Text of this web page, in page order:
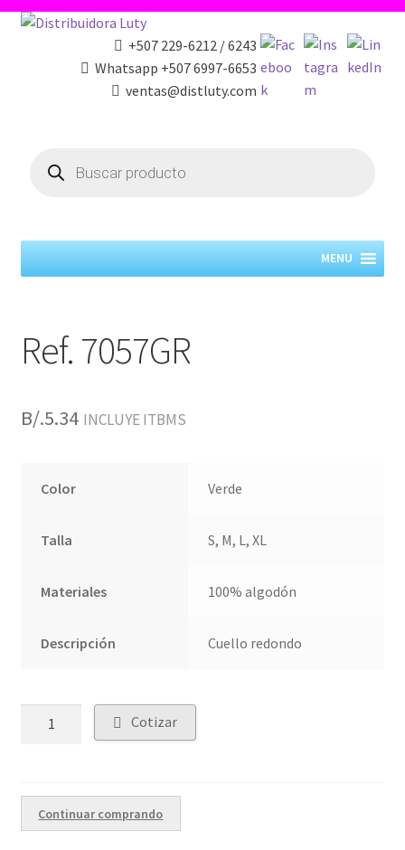
+507 229-6212 / 6243
Whatsapp +507 6997-6653
ventas@distluty.com
search
MENU
Ref. 7057GR
B/.5.34 INCLUYE ITBMS
Color Verde
Talla S, M, L, XL
Materiales 100% algodón
Descripción Cuello redondo
Cotizar
Continuar comprando